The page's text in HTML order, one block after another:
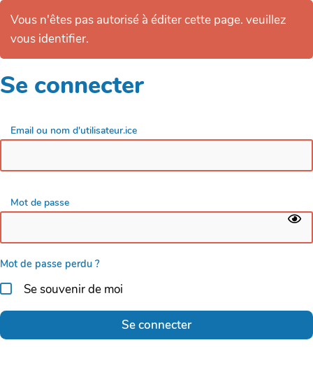
Vous n'êtes pas autorisé à éditer cette page. veuillez
vous identifier.
Se connecter
Email ou nom d'utilisateur.ice
Mot de passe
Mot de passe perdu ?
Se souvenir de moi
Se connecter